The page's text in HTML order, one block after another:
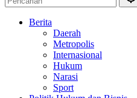
Berita
Daerah
Metropolis
Internasional
Hukum
Narasi
Sport